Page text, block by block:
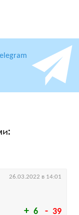
6 39
26.03.2022 в 14:01